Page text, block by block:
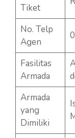
Tiket
No. Telp
Agen
Fasilitas
Armada
Armada
yang
Dimiliki